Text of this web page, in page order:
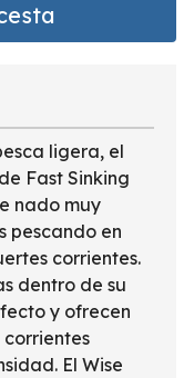
ligera, el
Fast Sinking
nado muy
pescando en
corrientes.
dentro de su
y ofrecen
El Wise